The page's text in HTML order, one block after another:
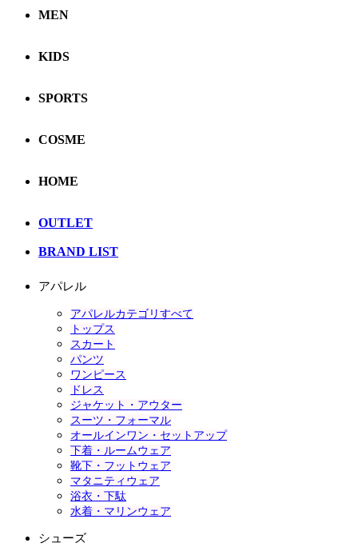
MEN
KIDS
SPORTS
COSME
HOME
OUTLET
BRAND LIST
アパレル
アパレルカテゴリすべて
トップス
スカート
パンツ
ワンピース
ドレス
ジャケット・アウター
スーツ・フォーマル
オールインワン・セットアップ
下着・ルームウェア
靴下・フットウェア
マタニティウェア
浴衣・下駄
水着・マリンウェア
シューズ